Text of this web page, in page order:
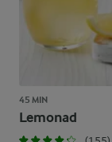
45 MIN
Lemonad